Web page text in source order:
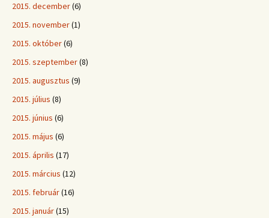
2015. december(6)
2015. november(1)
2015. október(6)
2015. szeptember(8)
2015. augusztus (9)
2015. július (8)
2015. június (6)
2015. május (6)
2015. április (17)
2015. március (12)
2015. február(16)
2015. január(15)